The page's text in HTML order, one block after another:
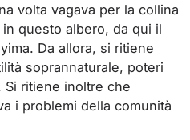
volta vagava per la collina
questo albero, da qui il
Da allora, si ritiene
soprannaturale, poteri
ritiene inoltre che
i problemi della comunità